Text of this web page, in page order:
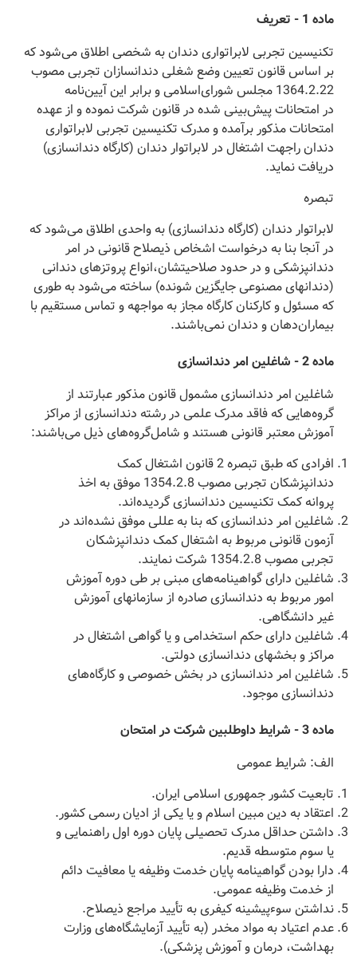
‌ماده 1 - تعریف
‌تکنیسین تجربی لابراتواری دندان به شخصی اطلاق می‌شود که
بر اساس قانون تعیین وضع شغلی دندانسازان تجربی مصوب
1364.2.22 مجلس شورای‌اسلامی و برابر این آیین‌نامه
در امتحانات پیش‌بینی شده در قانون شرکت نموده و از عهده
امتحانات مذکور برآمده و مدرک تکنیسین تجربی لابراتواری
دندان را‌جهت اشتغال در لابراتوار دندان (‌کارگاه دندانسازی)
دریافت نماید.
‌تبصره
‌لابراتوار دندان (‌کارگاه دندانسازی) به واحدی اطلاق می‌شود که
در آنجا بنا به درخواست اشخاص ذیصلاح قانونی در امر
دندانپزشکی و در حدود صلاحیتشان،‌انواع پروتزهای دندانی
(‌دندانهای مصنوعی جایگزین شونده) ساخته می‌شود به طوری
که مسئول و کارکنان کارگاه مجاز به مواجهه و تماس مستقیم با
بیماران‌دهان و دندان نمی‌باشند.
‌ماده 2 - شاغلین امر دندانسازی
‌شاغلین امر دندانسازی مشمول قانون مذکور عبارتند از
گروه‌هایی که فاقد مدرک علمی در رشته دندانسازی از مراکز
آموزش معتبر قانونی هستند و شامل‌گروه‌های ذیل می‌باشند:
افرادی که طبق تبصره 2 قانون اشتغال کمک
دندانپزشکان تجربی مصوب 1354.2.8 موفق به اخذ
پروانه کمک تکنیسین دندانسازی گردیده‌اند.
شاغلین امر دندانسازی که بنا به عللی موفق نشده‌اند در
آزمون قانونی مربوط به اشتغال کمک دندانپزشکان
تجربی مصوب 1354.2.8 شرکت نمایند.
شاغلین دارای گواهینامه‌های مبنی بر طی دوره آموزش
امور مربوط به دندانسازی صادره از سازمانهای آموزش
غیر دانشگاهی.
شاغلین دارای حکم استخدامی و یا گواهی اشتغال در
مراکز و بخشهای دندانسازی دولتی.
شاغلین امر دندانسازی در بخش خصوصی و کارگاه‌های
دندانسازی موجود.
‌ماده 3 - شرایط داوطلبین شرکت در امتحان
‌الف: شرایط عمومی
تابعیت کشور جمهوری اسلامی ایران.
اعتقاد به دین مبین اسلام و یا یکی از ادیان رسمی کشور.
داشتن حداقل مدرک تحصیلی پایان دوره اول راهنمایی و
یا سوم متوسطه قدیم.
دارا بودن گواهینامه پایان خدمت وظیفه یا معافیت دائم
از خدمت وظیفه عمومی.
نداشتن سوء‌پیشینه کیفری به تأیید مراجع ذیصلاح.
عدم اعتیاد به مواد مخدر (‌به تأیید آزمایشگاه‌های وزارت
بهداشت، درمان و آموزش پزشکی).